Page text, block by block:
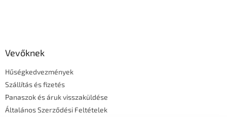
Vevőknek
Hűségkedvezmények
Szállítás és fizetés
Panaszok és áruk visszaküldése
Általános Szerződési Feltételek